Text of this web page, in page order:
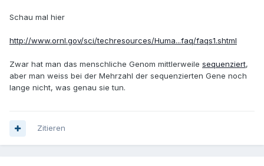
Schau mal hier
http://www.ornl.gov/sci/techresources/Huma...faq/faqs1.shtml
Zwar hat man das menschliche Genom mittlerweile sequenziert,
aber man weiss bei der Mehrzahl der sequenzierten Gene noch
lange nicht, was genau sie tun.
Zitieren